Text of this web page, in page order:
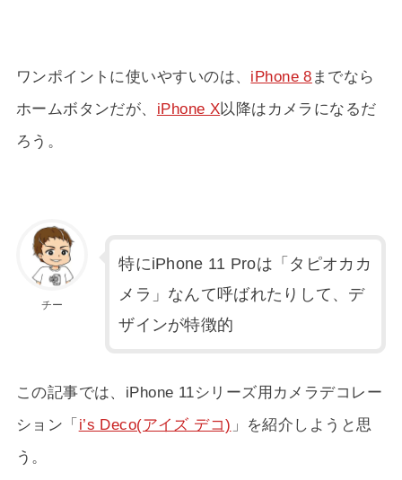
ワンポイントに使いやすいのは、 iPhone 8 までなら
ホームボタンだが、 iPhone X以降はカメラになるだ
ろう。
チー
特にiPhone 11 Proは「タピオカカ
メラ」なんて呼ばれたりして、デ
ザインが特徴的
この記事では、iPhone 11シリーズ用カメラデコレー
ション「 i’s Deco(アイズ デコ) 」を紹介しようと思
う。